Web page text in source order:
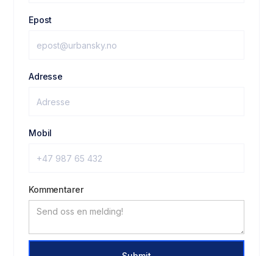
Epost
Adresse
Mobil
Kommentarer